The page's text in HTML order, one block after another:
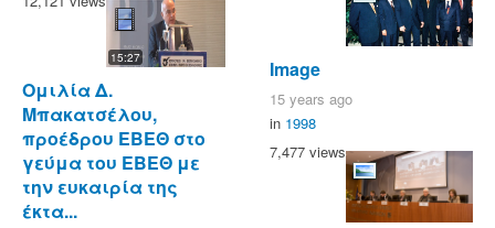
15:27
Ομιλία Δ.
Μπακατσέλου,
προέδρου ΕΒΕΘ στο
γεύμα του ΕΒΕΘ με
την ευκαιρία της
έκτα...
Image
15 years ago
in 1998
7,477 views